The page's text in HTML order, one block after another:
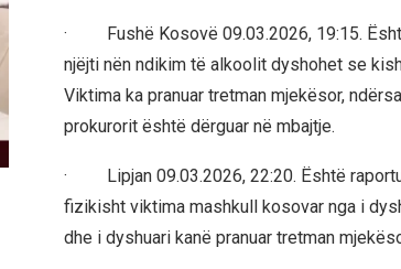
· Fushë Kosovë 09.03.2026, 19:15.
njëjti nën ndikim të alkoolit dyshohet se
Viktima ka pranuar tretman mjekësor,
prokurorit është dërguar në mbajtje.
· Lipjan 09.03.2026, 22:20. Është
fizikisht viktima mashkull kosovar nga i
dhe i dyshuari kanë pranuar tretman